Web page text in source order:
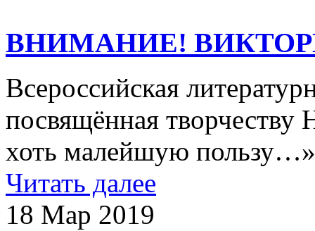
ВНИМАНИЕ!
Всероссийская
посвящённая творчеству
хоть малейшую пользу…»
Читать далее
18 Мар 2019